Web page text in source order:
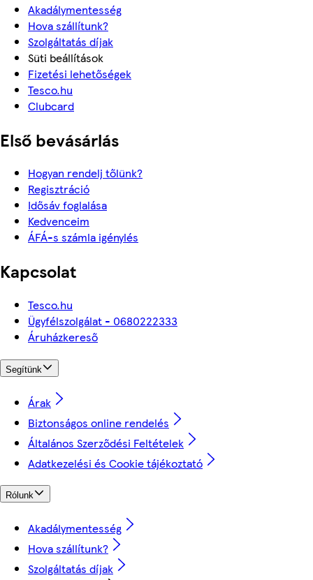
Akadálymentesség
Hova szállítunk?
Szolgáltatás díjak
Süti beállítások
Fizetési lehetőségek
Tesco.hu
Clubcard
Első bevásárlás
Hogyan rendelj tőlünk?
Regisztráció
Idősáv foglalása
Kedvenceim
ÁFÁ-s számla igénylés
Kapcsolat
Tesco.hu
Ügyfélszolgálat - 0680222333
Áruházkereső
Segítünk
Árak
Biztonságos online rendelés
Általános Szerződési Feltételek
Adatkezelési és Cookie tájékoztató
Rólunk
Akadálymentesség
Hova szállítunk?
Szolgáltatás díjak